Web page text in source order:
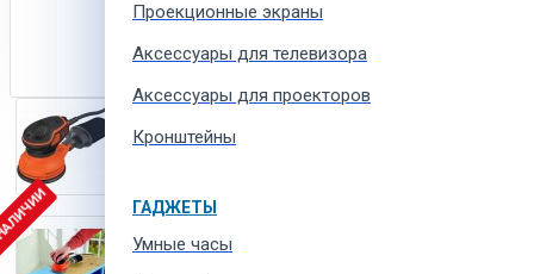
Проекционные экраны
Aксессуары для телевизора
Аксессуары для проекторов
Кронштейны
ГАДЖЕТЫ
Умные часы